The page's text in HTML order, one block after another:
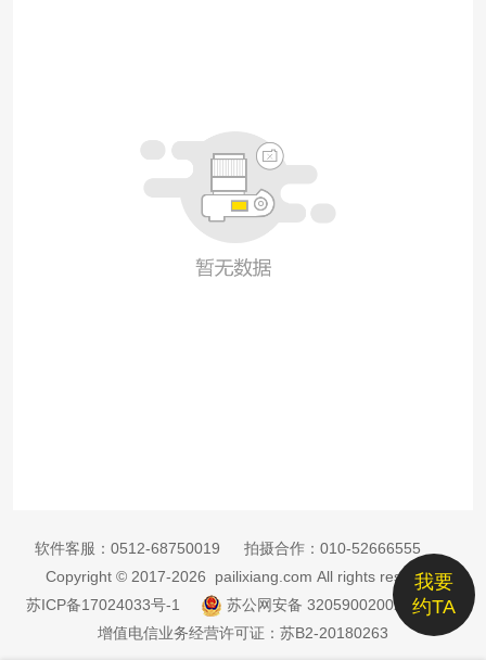
我要
约TA
软件客服： 0512-68750019 拍摄合作： 010-52666555
Copyright © 2017-2026 pailixiang.com All rights reserved
苏ICP备17024033号-1
苏公网安备 32059002002885号
增值电信业务经营许可证：苏B2-20180263